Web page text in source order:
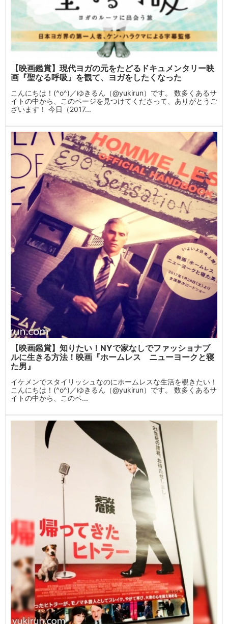
【映画鑑賞】現代ヨガの元をたどるドキュメンタリー映
画『聖なる呼吸』を観て、ヨガをしたくなった
こんにちは！(^o^)／ゆきるん（@yukirun）です。 数多くあるサ
イトの中から、このページを見つけてくださって、ありがとうご
ざいます！ 今日（2017...
【映画鑑賞】知りたい！NYで家なしでファッショナブ
ルに生きる方法！映画『ホームレス ニューヨークと寝
た男』
イケメンでスタイリッシュなのにホームレスな生活を覗きたい！
こんにちは！(^o^)／ゆきるん（@yukirun）です。 数多くあるサ
イトの中から、このペ...